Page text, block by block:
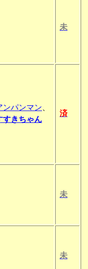
未
ンパンマン
すきちゃん
済
未
未